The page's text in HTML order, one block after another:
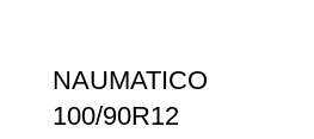
NAUMATICO
100/90R12